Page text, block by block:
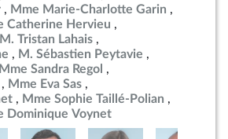
Mme Marie-Charlotte Garin
Catherine Hervieu
M. Tristan Lahais
M. Sébastien Peytavie
Mme Sandra Regol
Mme Eva Sas
Mme Sophie Taillé-Polian
Dominique Voynet